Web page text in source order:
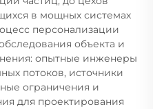
в мощных системах
персонализации
объекта и
опытные инженеры
потоков, источники
ограничения и
для проектирования